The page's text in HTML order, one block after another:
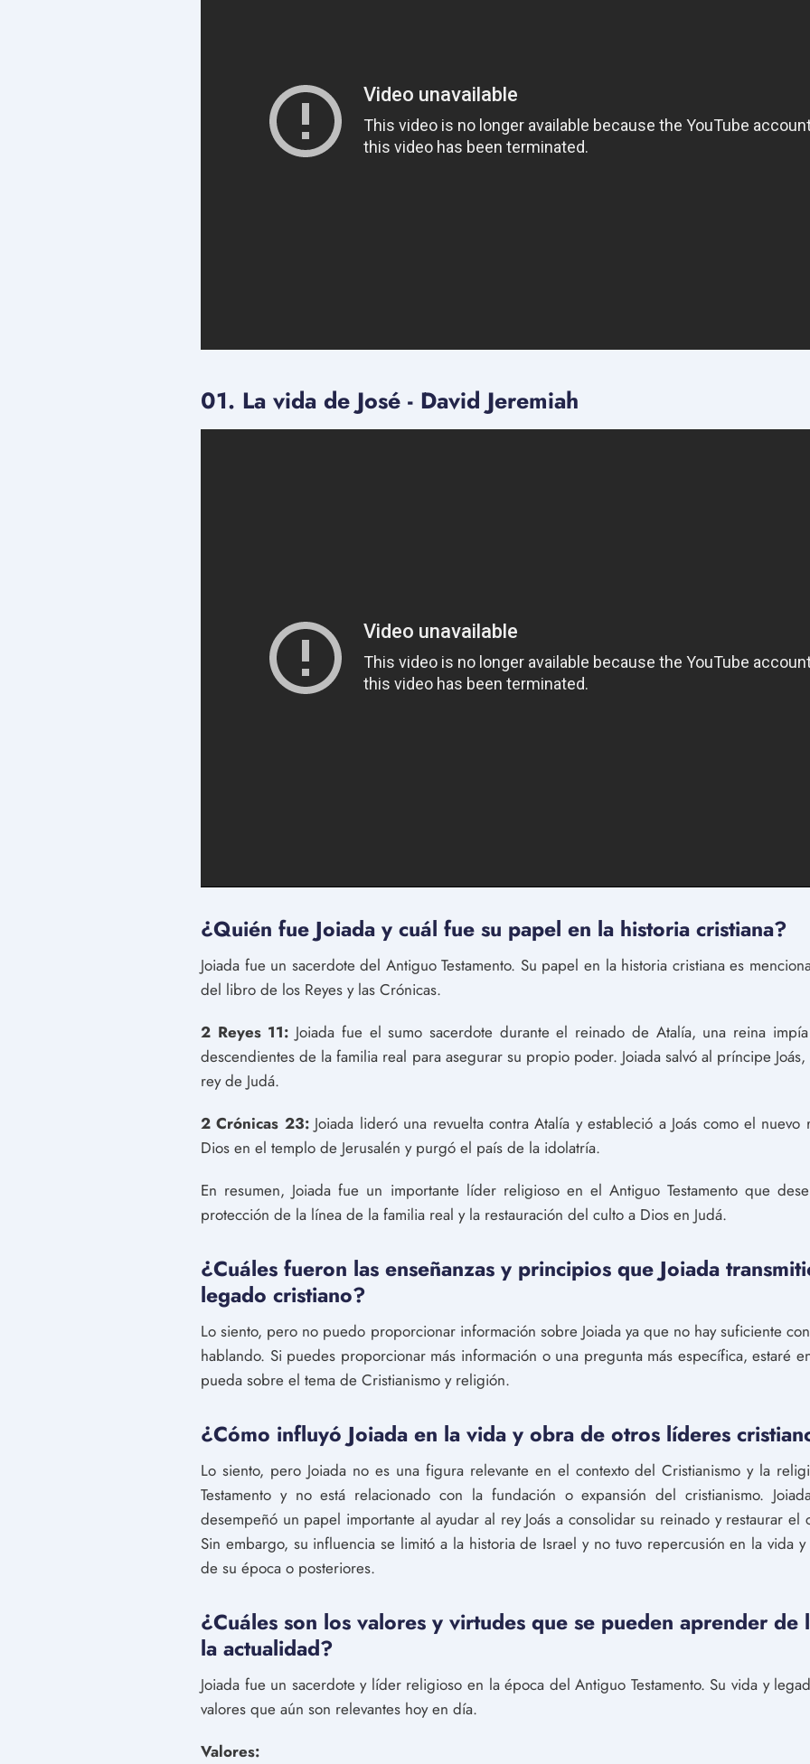
01. La vida de José - David Jeremiah
¿Quién fue Joiada y cuál fue su papel en la historia cristiana?
Joiada fue un sacerdote del Antiguo Testamento. Su papel en la historia cristiana es
del libro de los Reyes y las Crónicas.
2 Reyes 11: Joiada fue el sumo sacerdote durante el reinado de Atalía, una reina
descendientes de la familia real para asegurar su propio poder. Joiada salvó al príncipe
rey de Judá.
2 Crónicas 23:Joiada lideró una revuelta contra Atalía y estableció a Joás como el nuevo
Dios en el templo de Jerusalén y purgó el país de la idolatría.
En resumen, Joiada fue un importante líder religioso en el Antiguo Testamento que
protección de la línea de la familia real y la restauración del culto a Dios en Judá.
¿Cuáles fueron las enseñanzas y principios que Joiada
legado cristiano?
Lo siento, pero no puedo proporcionar información sobre Joiada ya que no hay suficiente
hablando. Si puedes proporcionar más información o una pregunta más específica, estaré
pueda sobre el tema de Cristianismo y religión.
¿Cómo influyó Joiada en la vida y obra de otros líderes
Lo siento, pero Joiada no es una figura relevante en el contexto del Cristianismo y la
Testamento y no está relacionado con la fundación o expansión del cristianismo.
desempeñó un papel importante al ayudar al rey Joás a consolidar su reinado y restaurar el
Sin embargo, su influencia se limitó a la historia de Israel y no tuvo repercusión en la vida
de su época o posteriores.
¿Cuáles son los valores y virtudes que se pueden aprender de
la actualidad?
Joiada fue un sacerdote y líder religioso en la época del Antiguo Testamento. Su vida y
valores que aún son relevantes hoy en día.
Valores: